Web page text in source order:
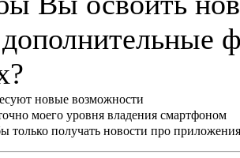
дополнительные
новые возможности
моего уровня владения смартфоном
только получать новости про